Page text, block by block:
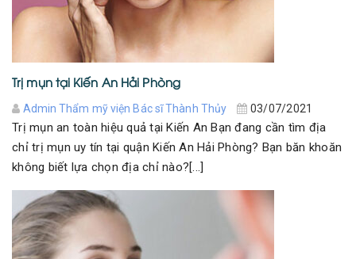
Trị mụn tại Kiến An Hải Phòng
Admin Thẩm mỹ viện Bác sĩ Thành Thủy 03/07/2021
Trị mụn an toàn hiệu quả tại Kiến An Bạn đang cần tìm địa
chỉ trị mụn uy tín tại quận Kiến An Hải Phòng? Bạn băn khoăn
không biết lựa chọn địa chỉ nào?[...]